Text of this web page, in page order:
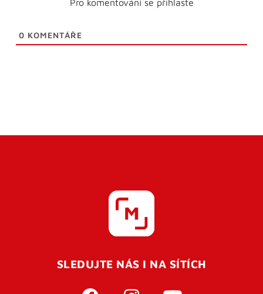
Pro komentování se přihlaste
0 KOMENTÁŘE
SLEDUJTE NÁS I NA SÍTÍCH